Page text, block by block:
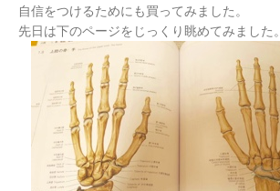
自信をつけるためにも買ってみました。
先日は下のページをじっくり眺めてみました。